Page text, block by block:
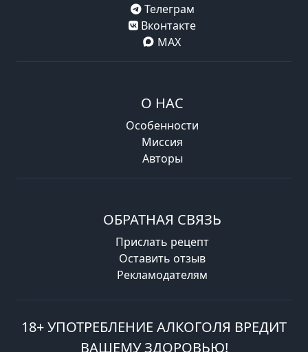
Телеграм
Вконтакте
MAX
О НАС
Особенности
Миссия
Авторы
ОБРАТНАЯ СВЯЗЬ
Прислать рецепт
Оставить отзыв
Рекламодателям
18+ УПОТРЕБЛЕНИЕ АЛКОГОЛЯ ВРЕДИТ
ВАШЕМУ ЗДОРОВЬЮ!